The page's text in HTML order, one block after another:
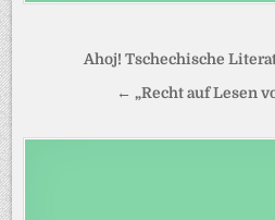
Ahoj! Tschechische
← „Recht auf Lesen